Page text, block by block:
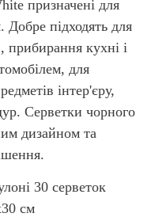
призначені для
Добре підходять для
прибирання кухні і
для
інтер'єру,
Серветки чорного
дизайном та
30 серветок
см